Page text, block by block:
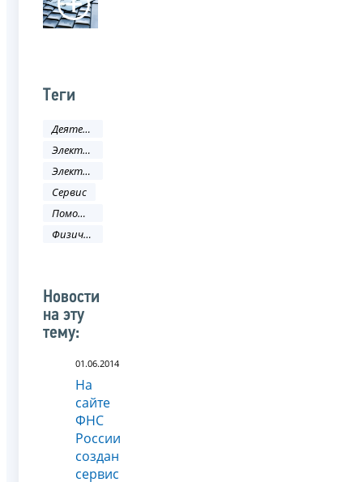
Теги
Деятельность ФНС
Электронные услуги
Электронные сервисы
Сервис
Помощь налогоплательщику
Физическое лицо
Новости
на эту
тему:
01.06.2014
На
сайте
ФНС
России
создан
сервис